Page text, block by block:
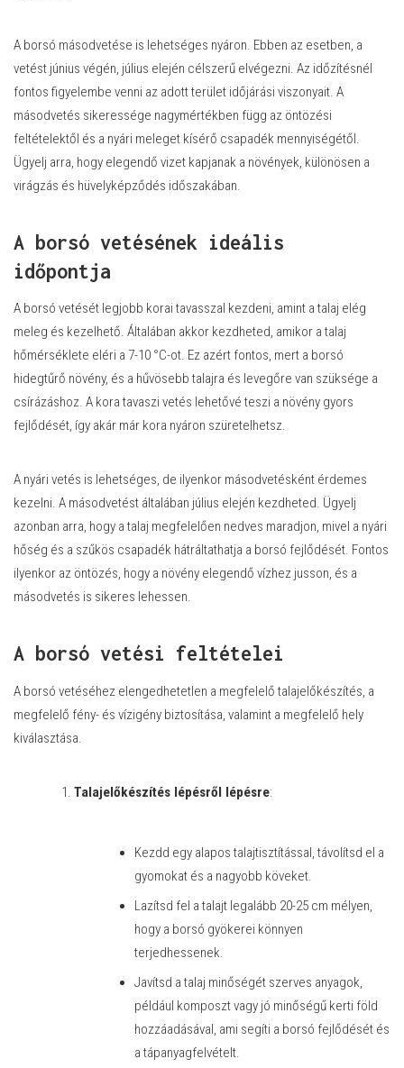
A borsó másodvetése is lehetséges nyáron. Ebben az esetben, a
vetést június végén, július elején célszerű elvégezni. Az időzítésnél
fontos figyelembe venni az adott terület időjárási viszonyait. A
másodvetés sikeressége nagymértékben függ az öntözési
feltételektől és a nyári meleget kísérő csapadék mennyiségétől.
Ügyelj arra, hogy elegendő vizet kapjanak a növények, különösen a
virágzás és hüvelyképződés időszakában.
A borsó vetésének ideális
időpontja
A borsó vetését legjobb korai tavasszal kezdeni, amint a talaj elég
meleg és kezelhető. Általában akkor kezdheted, amikor a talaj
hőmérséklete eléri a 7-10 °C-ot. Ez azért fontos, mert a borsó
hidegtűrő növény, és a hűvösebb talajra és levegőre van szüksége a
csírázáshoz. A kora tavaszi vetés lehetővé teszi a növény gyors
fejlődését, így akár már kora nyáron szüretelhetsz.
A nyári vetés is lehetséges, de ilyenkor másodvetésként érdemes
kezelni. A másodvetést általában július elején kezdheted. Ügyelj
azonban arra, hogy a talaj megfelelően nedves maradjon, mivel a nyári
hőség és a szűkös csapadék hátráltathatja a borsó fejlődését. Fontos
ilyenkor az öntözés, hogy a növény elegendő vízhez jusson, és a
másodvetés is sikeres lehessen.
A borsó vetési feltételei
A borsó vetéséhez elengedhetetlen a megfelelő talajelőkészítés, a
megfelelő fény- és vízigény biztosítása, valamint a megfelelő hely
kiválasztása.
Talajelőkészítés lépésről lépésre:
Kezdd egy alapos talajtisztítással, távolítsd el a
gyomokat és a nagyobb köveket.
Lazítsd fel a talajt legalább 20-25 cm mélyen,
hogy a borsó gyökerei könnyen
terjedhessenek.
Javítsd a talaj minőségét szerves anyagok,
például komposzt vagy jó minőségű kerti föld
hozzáadásával, ami segíti a borsó fejlődését és
a tápanyagfelvételt.